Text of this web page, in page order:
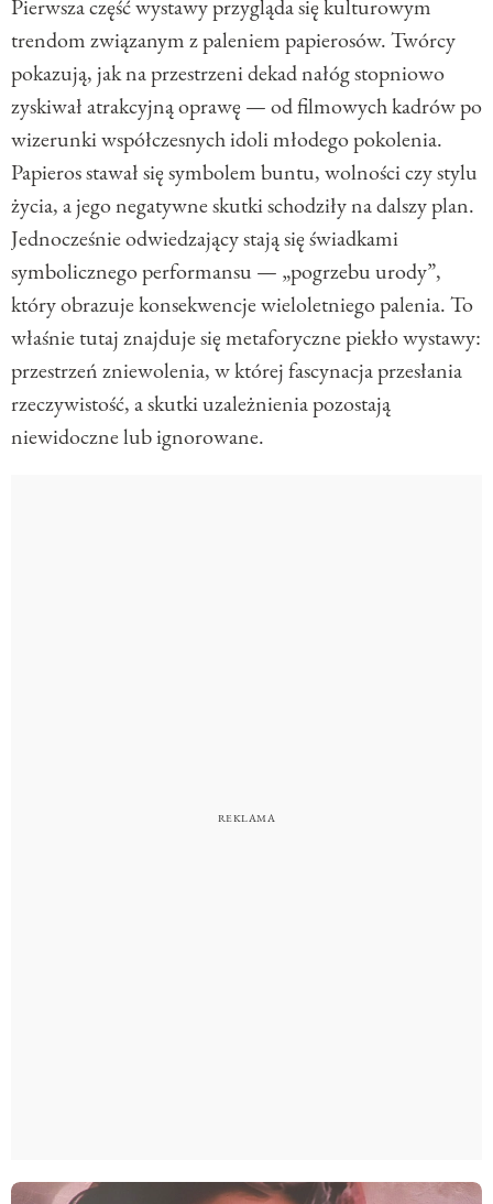
Pierwsza część wystawy przygląda się kulturowym
trendom związanym z paleniem papierosów. Twórcy
pokazują, jak na przestrzeni dekad nałóg stopniowo
zyskiwał atrakcyjną oprawę — od filmowych kadrów po
wizerunki współczesnych idoli młodego pokolenia.
Papieros stawał się symbolem buntu, wolności czy stylu
życia, a jego negatywne skutki schodziły na dalszy plan.
Jednocześnie odwiedzający stają się świadkami
symbolicznego performansu — „pogrzebu urody”,
który obrazuje konsekwencje wieloletniego palenia. To
właśnie tutaj znajduje się metaforyczne piekło wystawy:
przestrzeń zniewolenia, w której fascynacja przesłania
rzeczywistość, a skutki uzależnienia pozostają
niewidoczne lub ignorowane.